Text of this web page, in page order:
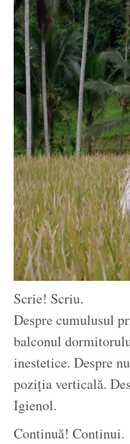
Scrie! Scriu.
Despre cumulusul
balconul
inestetice. Despre
poziția verticală.
Igienol.
Continuă! Continui.